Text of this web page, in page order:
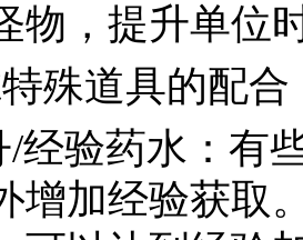
物，提升单位
殊道具的配合
/经验药水：有
增加经验获取